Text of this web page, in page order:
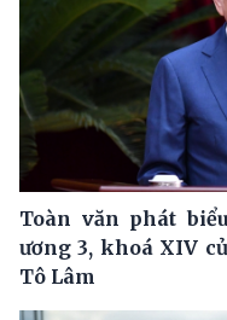
Toàn văn phát
ương 3, khoá XIV
Tô Lâm